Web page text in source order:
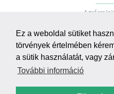
Ez a weboldal sütiket
törvények értelmében
a sütik használatát, vagy
További információ
Cím: H-1055 Budapest,
E-mail: